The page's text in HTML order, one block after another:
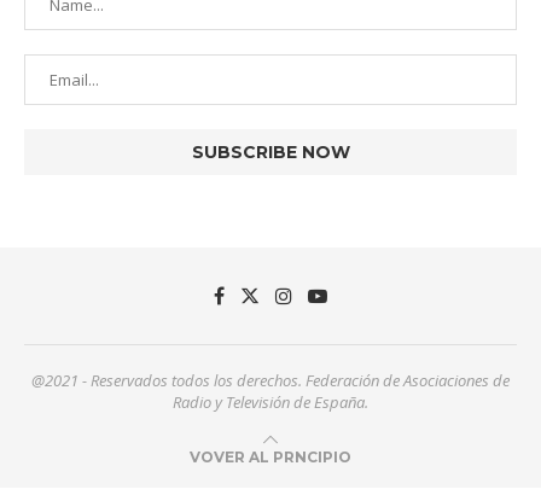
@2021 - Reservados todos los derechos. Federación de Asociaciones de
Radio y Televisión de España.
VOVER AL PRNCIPIO